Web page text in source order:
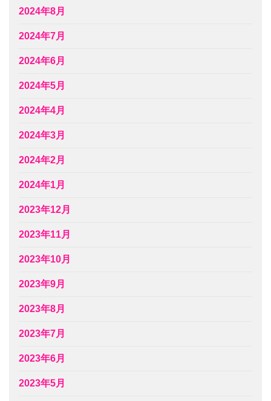
2024年8月
2024年7月
2024年6月
2024年5月
2024年4月
2024年3月
2024年2月
2024年1月
2023年12月
2023年11月
2023年10月
2023年9月
2023年8月
2023年7月
2023年6月
2023年5月